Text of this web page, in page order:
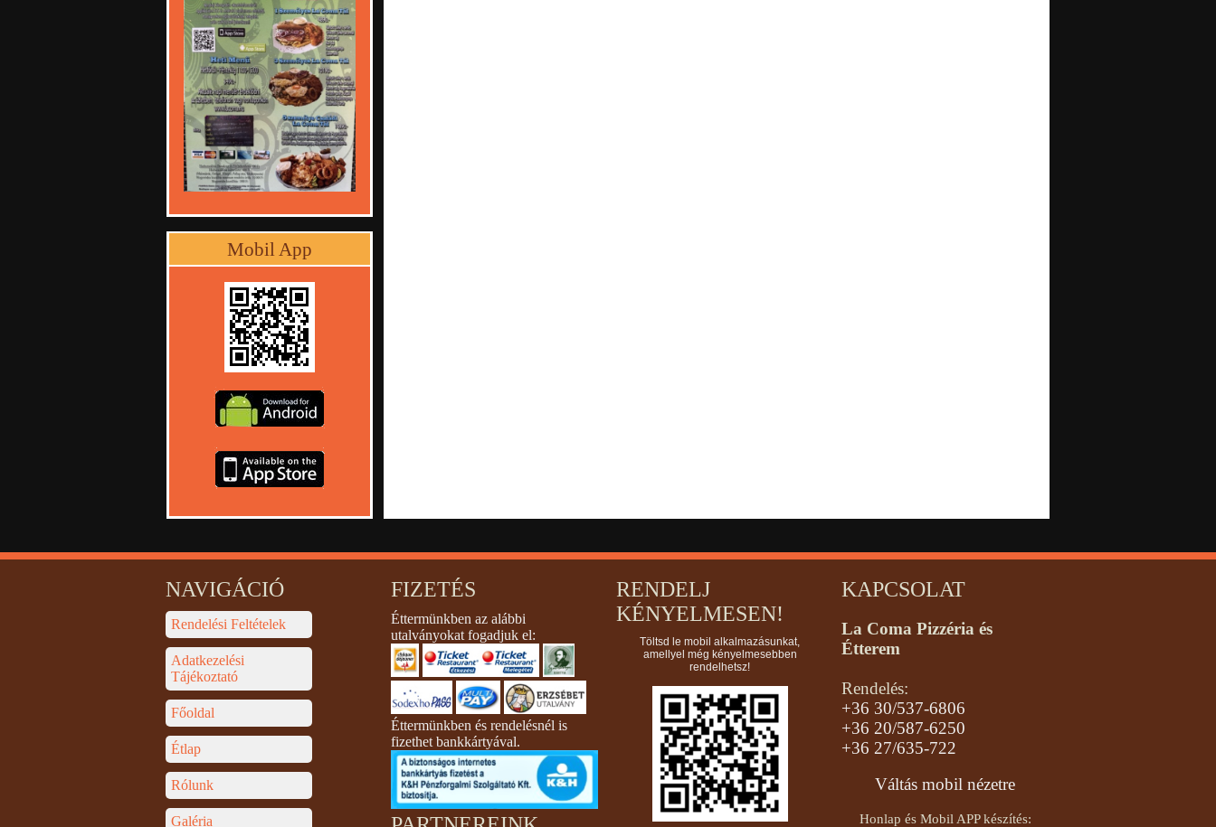
Mobil App
NAVIGÁCIÓ
Rendelési Feltételek
Adatkezelési
Tájékoztató
Főoldal
Étlap
Rólunk
Galéria
FIZETÉS
Éttermünkben az alábbi
utalványokat fogadjuk el:
Éttermünkben és rendelésnél is
fizethet bankkártyával.
RENDELJ
KÉNYELMESEN!
Töltsd le mobil alkalmazásunkat,
amellyel még kényelmesebben
rendelhetsz!
KAPCSOLAT
La Coma Pizzéria és
Étterem
Rendelés:
+36 30/537-6806
+36 20/587-6250
+36 27/635-722
Váltás mobil nézetre
Honlap és Mobil APP készítés: